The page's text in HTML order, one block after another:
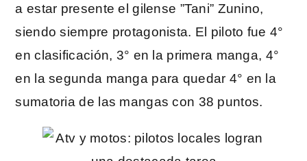
a estar presente el gilense ”Tani” Zunino,
siendo siempre protagonista. El piloto fue 4°
en clasificación, 3° en la primera manga, 4°
en la segunda manga para quedar 4° en la
sumatoria de las mangas con 38 puntos.